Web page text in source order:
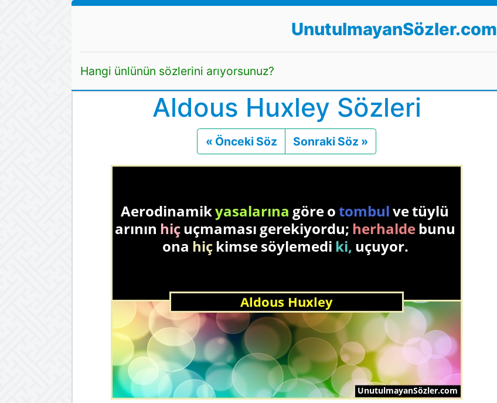
UnutulmayanSözler.com
Hangi ünlünün sözlerini arıyorsunuz?
Aldous Huxley Sözleri
« Önceki Söz Önceki
Sonraki Söz »